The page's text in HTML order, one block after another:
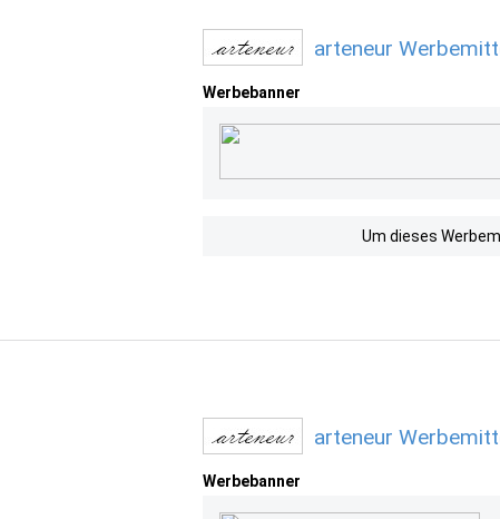
arteneur
Werbebanner
Um dieses
arteneur
Werbebanner